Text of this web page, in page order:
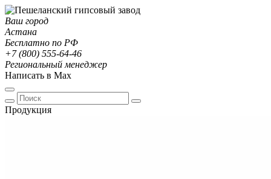
Ваш город
Астана
Бесплатно по РФ
+7 (800) 555-64-46
Региональный менеджер
Написать в Max
Продукция